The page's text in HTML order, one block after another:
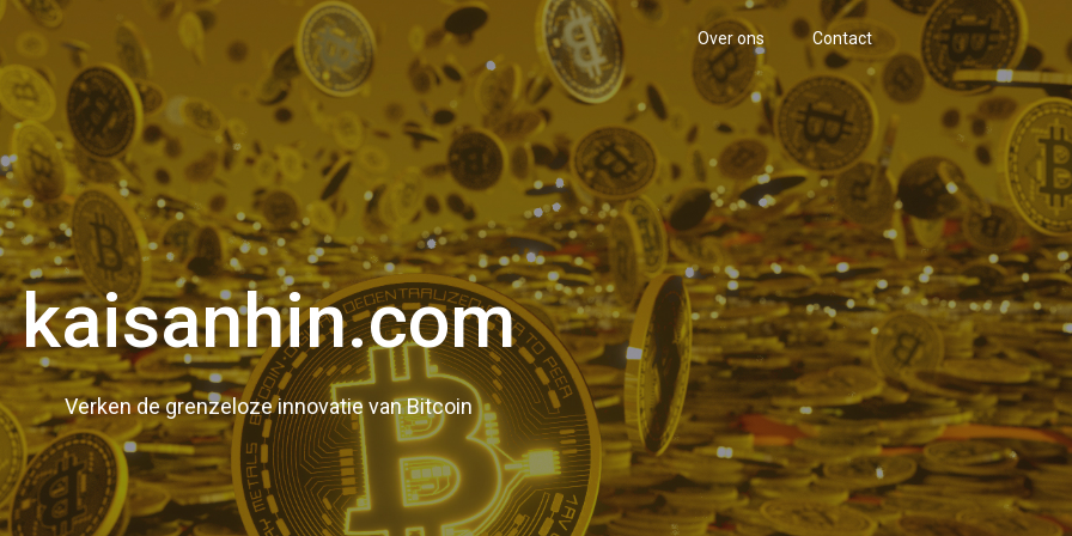
Over ons Contact
kaisanhin.com
Verken de grenzeloze innovatie van Bitcoin